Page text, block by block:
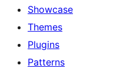
Showcase
Themes
Plugins
Patterns